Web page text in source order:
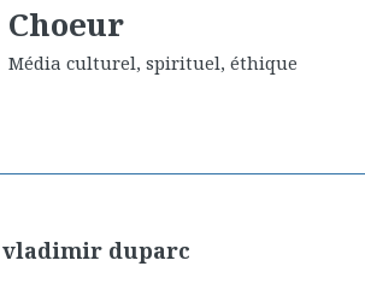
Choeur
Média culturel, spirituel, éthique
vladimir duparc